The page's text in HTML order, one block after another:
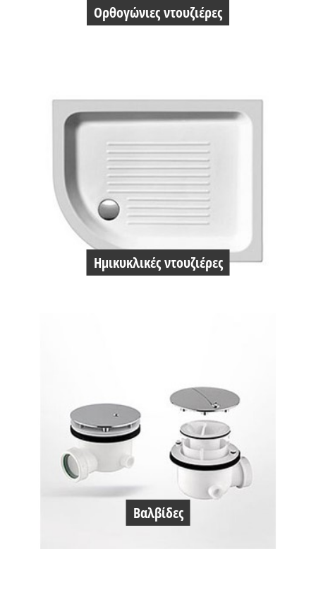
Ορθογώνιες ντουζιέρες
Ημικυκλικές ντουζιέρες
Βαλβίδες